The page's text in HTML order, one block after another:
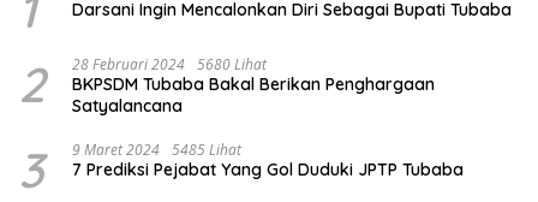
Darsani Ingin Mencalonkan Diri Sebagai Bupati Tubaba
2 28 Februari 2024 5680 Lihat
BKPSDM Tubaba Bakal Berikan Penghargaan
Satyalancana
3 9 Maret 2024 5485 Lihat
7 Prediksi Pejabat Yang Gol Duduki JPTP Tubaba